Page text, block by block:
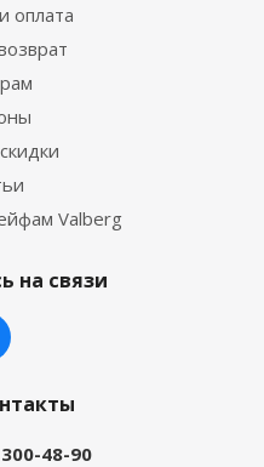
оплата
Valberg
на связи
48-90